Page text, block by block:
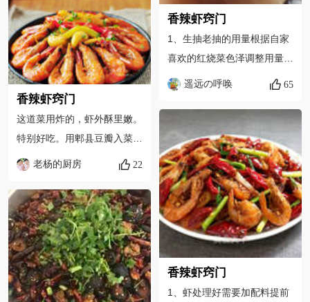
状，更容易入味，我是为了拍
照，再多切一刀成四块更好。
4、 蟹切口处多粘些淀粉可保
证蟹黄不流失，肉质也更鲜
美。5、 郫县豆瓣和生抽都是
咸的，所以不必再放盐了。
香辣虾窍门
这道菜用炸的，虾外酥里嫩。
特别好吃。用郫县豆瓣入菜是
重口味的必选，但是一定要小
白糖，才会好吃。 炸东西
的油，可以过滤后，做辣椒油
或者香料油，都不错的。
最后一步，不要煮太久，都
是熟的东西，沾上汤汁就好
了！
老杨的厨房 22
香辣虾窍门
1、生抽老抽的用量根据自家
喜欢的红烧菜色泽调整用量。
2、豆瓣酱、生抽、老抽都有
3、基围虾的个头较大，剪开
背部方便入味，如果虾的个头
不大，挑出虾线即可。 4、基
围虾没用油炸，炒制过程油可
以稍多一些。
遥远の呼唤 65
香辣虾窍门
1、虾处理好需要加配料提前